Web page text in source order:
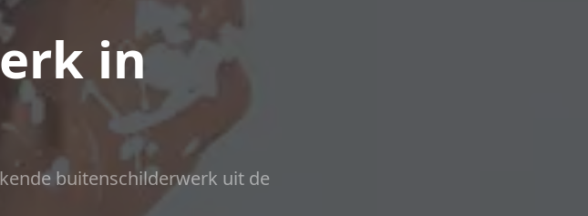
in
buitenschilderwerk uit de